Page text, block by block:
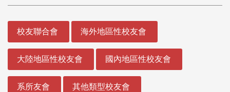
校友聯合會 海外地區性校友會
大陸地區性校友會 國內地區性校友會
系所友會 其他類型校友會